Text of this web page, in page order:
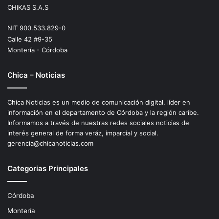
CHIKAS S.A.S
NIT 900.533.829-0
Calle 42 #9-35
Montería - Córdoba
Chica – Noticias
Chica Noticias es un medio de comunicación digital, líder en
información en el departamento de Córdoba y la región caríbe.
Informamos a través de nuestras redes sociales noticias de
interés general de forma veráz, imparcial y social.
gerencia@chicanoticias.com
Categorias Principales
Córdoba
Montería